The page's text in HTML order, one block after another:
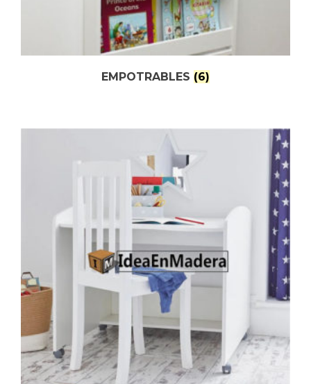
EMPOTRABLES (6)